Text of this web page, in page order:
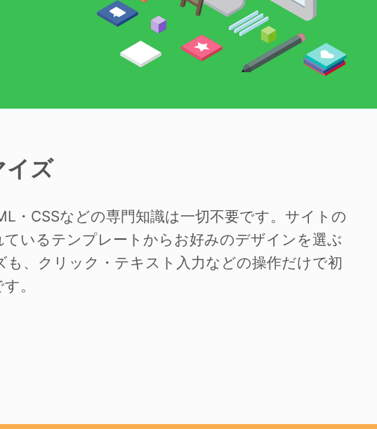
イズ
・CSSなどの専門知識は一切不要です。サイトの
ているテンプレートからお好みのデザインを選ぶ
も、クリック・テキスト入力などの操作だけで初
。